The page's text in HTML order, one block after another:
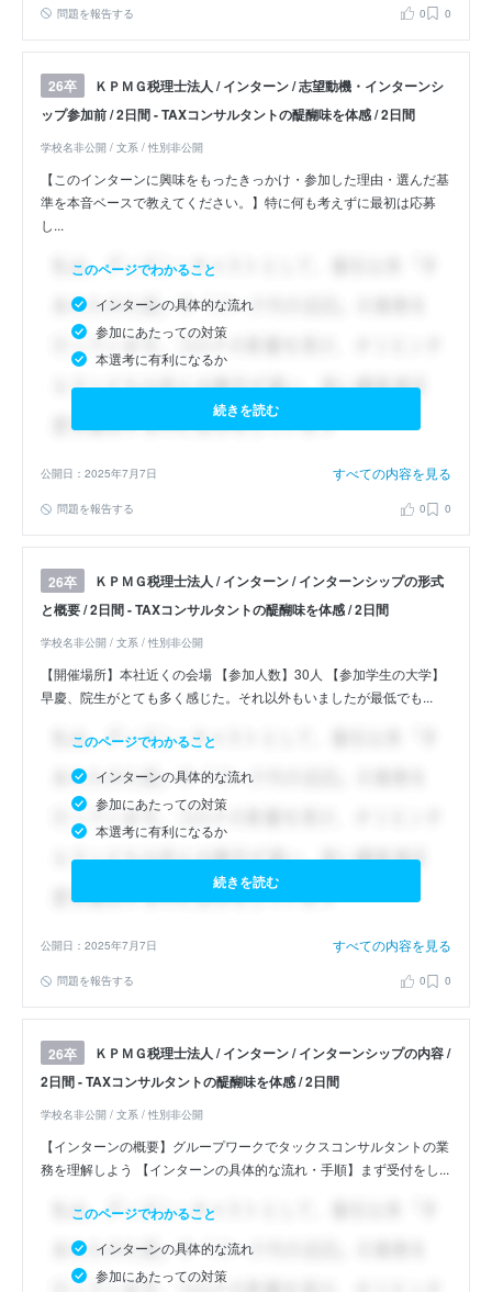
問題を報告する 0 0
26卒
ＫＰＭＧ税理士法人 / インターン / 志望動機・インターンシ
ップ参加前 / 2日間 - TAXコンサルタントの醍醐味を体感 / 2日間
学校名非公開 / 文系 / 性別非公開
【このインターンに興味をもったきっかけ・参加した理由・選んだ基
準を本音ベースで教えてください。】特に何も考えずに最初は応募
し...
このページでわかること
インターンの具体的な流れ
参加にあたっての対策
本選考に有利になるか
続きを読む
公開日：2025年7月7日 すべての内容を見る
問題を報告する 0 0
26卒
ＫＰＭＧ税理士法人 / インターン / インターンシップの形式
と概要 / 2日間 - TAXコンサルタントの醍醐味を体感 / 2日間
学校名非公開 / 文系 / 性別非公開
【開催場所】本社近くの会場 【参加人数】30人 【参加学生の大学】
早慶、院生がとても多く感じた。それ以外もいましたが最低でも...
このページでわかること
インターンの具体的な流れ
参加にあたっての対策
本選考に有利になるか
続きを読む
公開日：2025年7月7日 すべての内容を見る
問題を報告する 0 0
26卒
ＫＰＭＧ税理士法人 / インターン / インターンシップの内容 /
2日間 - TAXコンサルタントの醍醐味を体感 / 2日間
学校名非公開 / 文系 / 性別非公開
【インターンの概要】グループワークでタックスコンサルタントの業
務を理解しよう 【インターンの具体的な流れ・手順】まず受付をし...
このページでわかること
インターンの具体的な流れ
参加にあたっての対策